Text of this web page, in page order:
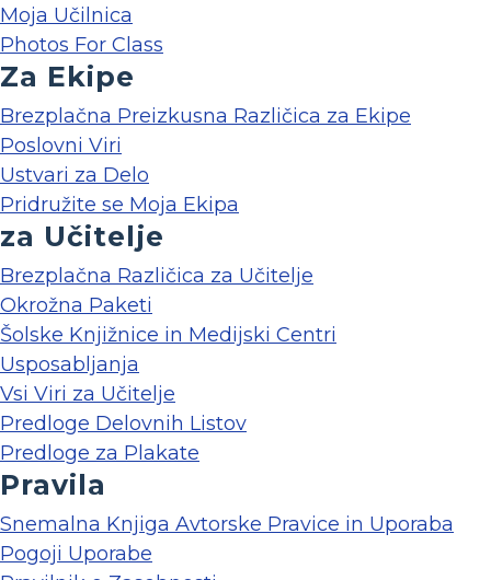
Moja Učilnica
Photos For Class
Za Ekipe
Brezplačna Preizkusna Različica za Ekipe
Poslovni Viri
Ustvari za Delo
Pridružite se Moja Ekipa
za Učitelje
Brezplačna Različica za Učitelje
Okrožna Paketi
Šolske Knjižnice in Medijski Centri
Usposabljanja
Vsi Viri za Učitelje
Predloge Delovnih Listov
Predloge za Plakate
Pravila
Snemalna Knjiga Avtorske Pravice in Uporaba
Pogoji Uporabe